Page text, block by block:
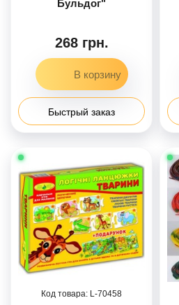
Бульдог"
268 грн.
Быстрый заказ
70458